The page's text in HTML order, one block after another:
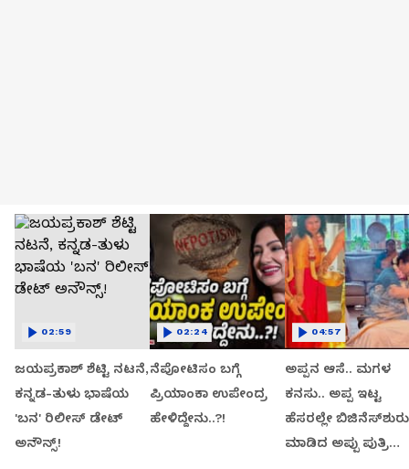
ಜಯಪ್ರಕಾಶ್ ಶೆಟ್ಟಿ ನಟನೆ,
ಕನ್ನಡ-ತುಳು ಭಾಷೆಯ
'ಬನ' ರಿಲೀಸ್ ಡೇಟ್
ಅನೌನ್ಸ್!
02:59
ನೆಪೋಟಿಸಂ ಬಗ್ಗೆ
ಪ್ರಿಯಾಂಕಾ ಉಪೇಂದ್ರ
ಹೇಳಿದ್ದೇನು..?!
02:24
ಅಪ್ಪನ ಆಸೆ.. ಮಗಳ
ಕನಸು.. ಅಪ್ಪ ಇಟ್ಟ
ಹೆಸರಲ್ಲೇ ಬಿಜಿನೆಸ್​ಶುರು
ಮಾಡಿದ ಅಪ್ಪು ಪುತ್ರಿ
04:57